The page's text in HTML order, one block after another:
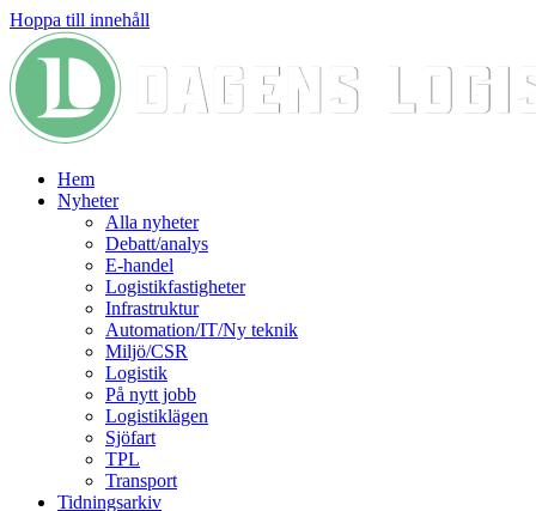
Hoppa till innehåll
Hem
Nyheter
Alla nyheter
Debatt/analys
E-handel
Logistikfastigheter
Infrastruktur
Automation/IT/Ny teknik
Miljö/CSR
Logistik
På nytt jobb
Logistiklägen
Sjöfart
TPL
Transport
Tidningsarkiv